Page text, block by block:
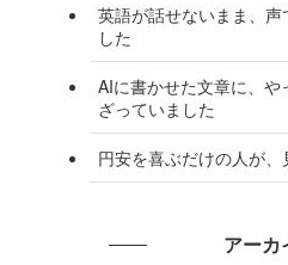
英語が話せないまま、声
した
AIに書かせた文章に、や
ざっていました
円安を喜ぶだけの人が、
アーカ